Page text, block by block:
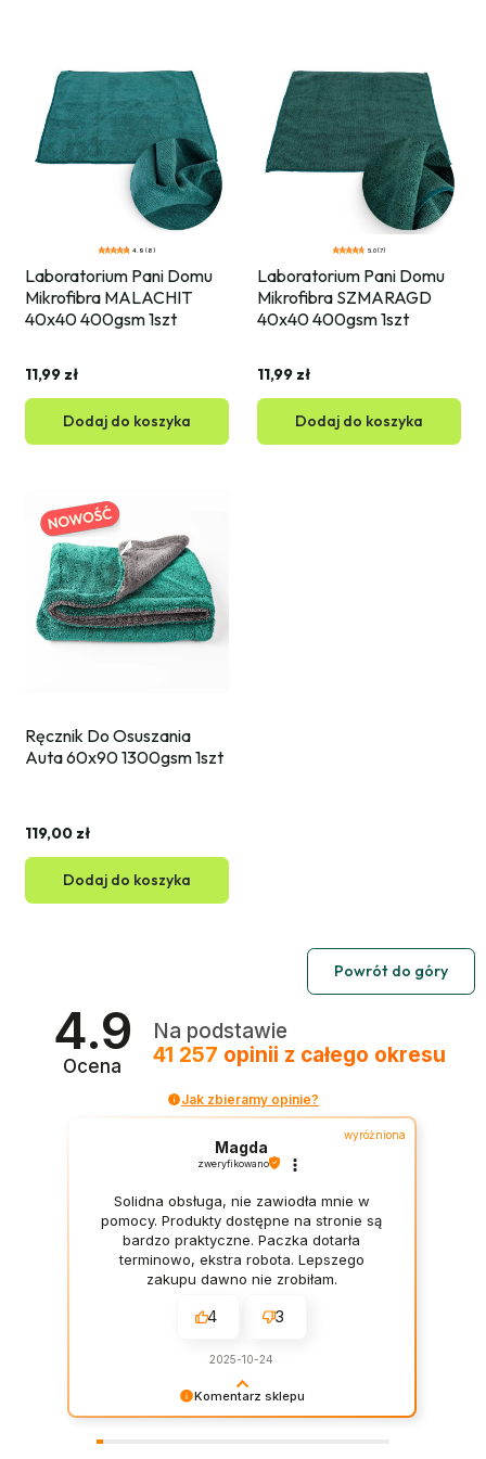
4.9 (8)
Laboratorium Pani Domu
Mikrofibra MALACHIT
40x40 400gsm 1szt
11,99 zł
Dodaj do koszyka
5.0 (7)
Laboratorium Pani Domu
Mikrofibra SZMARAGD
40x40 400gsm 1szt
11,99 zł
Dodaj do koszyka
Ręcznik Do Osuszania
Auta 60x90 1300gsm 1szt
119,00 zł
Dodaj do koszyka
Powrót do góry
4.9
Ocena
Na podstawie
41 257 opinii z całego okresu
Jak zbieramy opinie?
Komentarz sklepu
wyróżniona
Magda
zweryfikowano
Solidna obsługa, nie zawiodła mnie w
pomocy. Produkty dostępne na stronie są
bardzo praktyczne. Paczka dotarła
terminowo, ekstra robota. Lepszego
zakupu dawno nie zrobiłam.
4 3
2025-10-24